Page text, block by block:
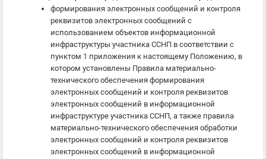
формирования электронных сообщений и контроля
реквизитов электронных сообщений с
использованием объектов информационной
инфраструктуры участника ССНП в соответствии с
пунктом 1 приложения к настоящему Положению, в
котором установлены Правила материально-
технического обеспечения формирования
электронных сообщений и контроля реквизитов
электронных сообщений в информационной
инфраструктуре участника ССНП, а также правила
материально-технического обеспечения обработки
электронных сообщений и контроля реквизитов
электронных сообщений в информационной